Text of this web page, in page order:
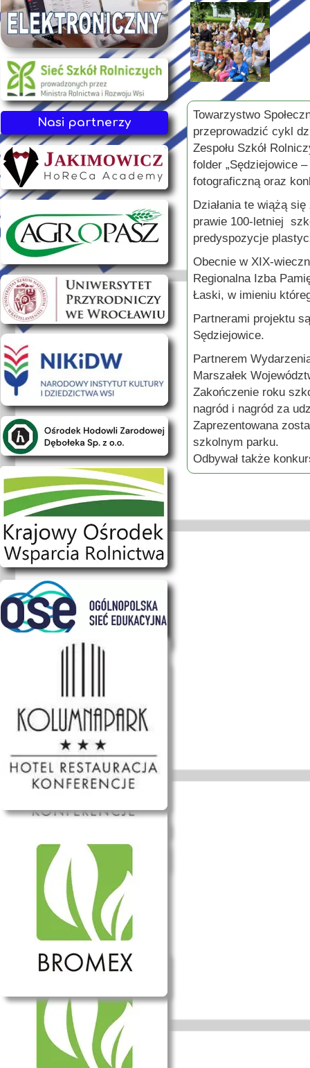
Nasi partnerzy
Towarzystwo
przeprowadzić cykl
Zespołu Szkół
folder „Sędziejowice
fotograficzną oraz
Działania te wiążą
prawie 100-letniej
predyspozycje
Obecnie w XIX-
Regionalna Izba
Łaski, w imieniu
Partnerami projektu
Sędziejowice.
Partnerem
Marszałek
Zakończenie roku
nagród i nagród za
Zaprezentowana
szkolnym parku.
Odbywał także